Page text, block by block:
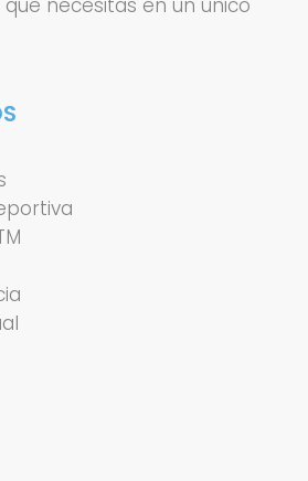
necesitas en un único